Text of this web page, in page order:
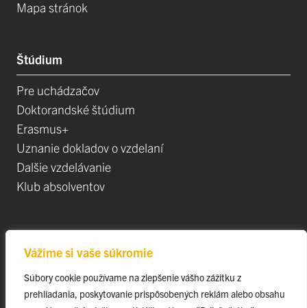
Vážime si vaše súkromie
Súbory cookie používame na zlepšenie vášho zážitku z
prehliadania, poskytovanie prispôsobených reklám alebo obsahu
Mapa stránok
Štúdium
Pre uchádzačov
Doktorandské štúdium
Erasmus+
Uznanie dokladov o vzdelaní
Dalšie vzdelávanie
Klub absolventov
Projekty